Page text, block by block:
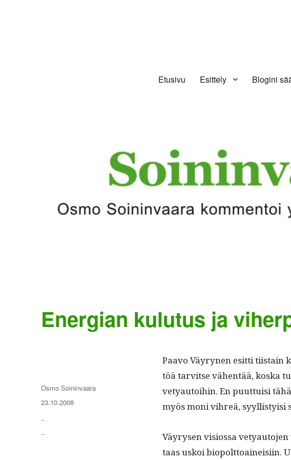
Etusivu Esittely Blogini
Energian kulutus ja
Paa­vo Väyry­nen esit­ti tiis­tain
töä tarvitse vähen­tää, kos­ka
vetyau­toi­hin. En puut­tuisi
myös moni vihreä, syyl­listy­isi
Väyry­sen visios­sa
taas uskoi biopolt­toaineisi­in.
Kirjoittaja
Osmo Soininvaara
Julkaistu
23.10.2008